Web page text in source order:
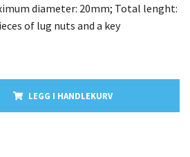
diameter: 20mm; Total lenght:
of lug nuts and a key
LEGG I HANDLEKURV